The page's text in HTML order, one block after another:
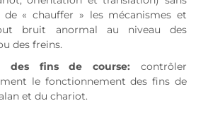
« chauffer » les mécanismes et
bruit anormal au niveau des
des freins.
des fins de course: contrôler
le fonctionnement des fins de
et du chariot.